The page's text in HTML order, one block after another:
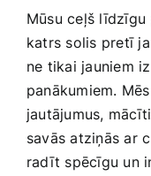
Mūsu‌ ceļš
katrs solis pretī
ne tikai jauniem
panākumiem.
jautājumus,
savās atziņās ar⁤
radīt spēcīgu un